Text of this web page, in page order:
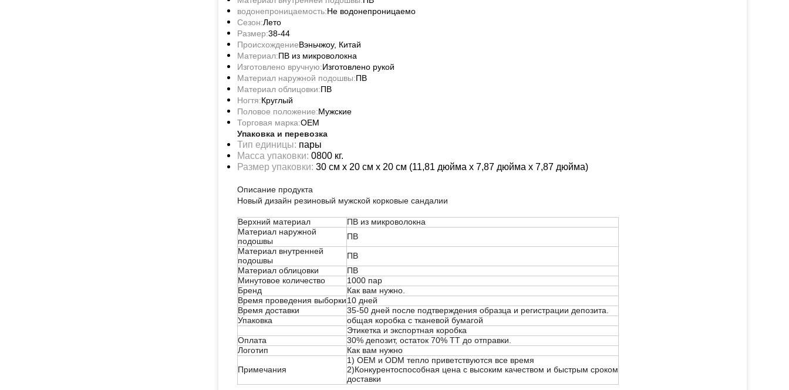
водонепроницаемость:Не водонепроницаемо
Сезон:Лето
Размер:38-44
ПроисхождениеВэньчжоу, Китай
Материал:ПВ из микроволокна
Изготовлено вручную:Изготовлено рукой
Материал наружной подошвы:ПВ
Материал облицовки:ПВ
Ногтя:Круглый
Половое положение:Мужские
Торговая марка:OEM
Упаковка и перевозка
Тип единицы: пары
Масса упаковки: 0800 кг.
Размер упаковки: 30 см х 20 см х 20 см (11,81 дюйма х 7,87 дюйма х 7,87 дюйма)
Описание продукта
Новый дизайн резиновый мужской корковые сандалии
Верхний материал
ПВ из микроволокна
Материал наружной
подошвы
ПВ
Материал внутренней
подошвы
ПВ
Материал облицовки
ПВ
Минутовое количество
1000 пар
Бренд
Как вам нужно.
Время проведения выборки10 дней
Время доставки
35-50 дней после подтверждения образца и регистрации депозита.
Упаковка
общая коробка с тканевой бумагой
Этикетка и экспортная коробка
Оплата
30% депозит, остаток 70% TT до отправки.
Логотип
Как вам нужно
Примечания
1) OEM и ODM тепло приветствуются все время
2)Конкурентоспособная цена с высоким качеством и быстрым сроком
доставки